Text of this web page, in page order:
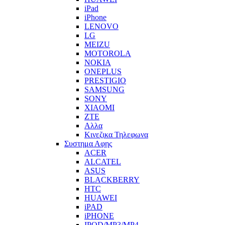
iPad
iPhone
LENOVO
LG
MEIZU
MOTOROLA
NOKIA
ONEPLUS
PRESTIGIO
SAMSUNG
SONY
XIAOMI
ZTE
Αλλα
Κινεζικα Τηλεφωνα
Συστημα Αφης
ACER
ALCATEL
ASUS
BLACKBERRY
HTC
HUAWEI
iPAD
iPHONE